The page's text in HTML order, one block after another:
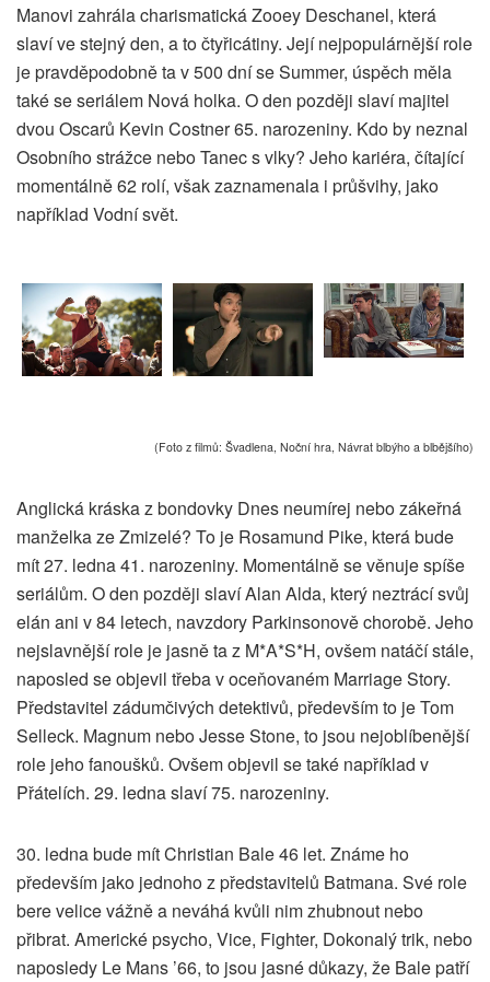
Manovi zahrála charismatická Zooey Deschanel, která
slaví ve stejný den, a to čtyřicátiny. Její nejpopulárnější role
je pravděpodobně ta v 500 dní se Summer, úspěch měla
také se seriálem Nová holka. O den později slaví majitel
dvou Oscarů Kevin Costner 65. narozeniny. Kdo by neznal
Osobního strážce nebo Tanec s vlky? Jeho kariéra, čítající
momentálně 62 rolí, však zaznamenala i průšvihy, jako
například Vodní svět.
(Foto z filmů: Švadlena, Noční hra, Návrat blbýho a blbějšího)
Anglická kráska z bondovky Dnes neumírej nebo zákeřná
manželka ze Zmizelé? To je Rosamund Pike, která bude
mít 27. ledna 41. narozeniny. Momentálně se věnuje spíše
seriálům. O den později slaví Alan Alda, který neztrácí svůj
elán ani v 84 letech, navzdory Parkinsonově chorobě. Jeho
nejslavnější role je jasně ta z M*A*S*H, ovšem natáčí stále,
naposled se objevil třeba v oceňovaném Marriage Story.
Představitel zádumčivých detektivů, především to je Tom
Selleck. Magnum nebo Jesse Stone, to jsou nejoblíbenější
role jeho fanoušků. Ovšem objevil se také například v
Přátelích. 29. ledna slaví 75. narozeniny.
30. ledna bude mít Christian Bale 46 let. Známe ho
především jako jednoho z představitelů Batmana. Své role
bere velice vážně a neváhá kvůli nim zhubnout nebo
přibrat. Americké psycho, Vice, Fighter, Dokonalý trik, nebo
naposledy Le Mans ’66, to jsou jasné důkazy, že Bale patří